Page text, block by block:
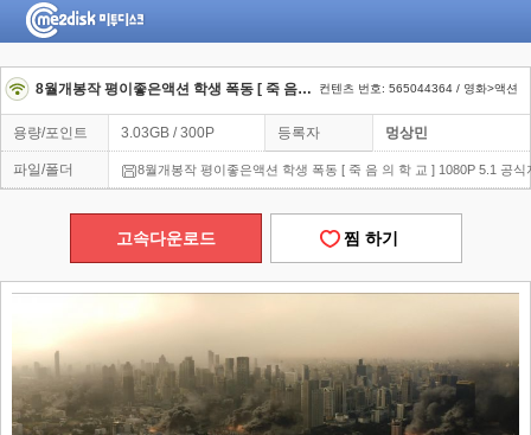
8월개봉작 평이좋은액션 학생 폭동 [ 죽 음 의 학 교 ] [The Siege at Thorn High] 1080P 5.1 공식자막 컨텐츠 번호: 565044364 / 영화>액션
용량/포인트 3.03GB / 300P 등록자 멍상민
파일/폴더 8월개봉작 평이좋은액션 학생 폭동 [ 죽 음 의 학 교 ] 1080P 5.1 공식
고속다운로드 찜 하기